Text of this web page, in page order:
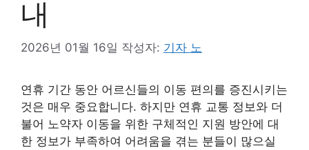
내
2026년 01월 16일 작성자: 기자 노
연휴 기간 동안 어르신들의 이동 편의를 증진시키는
것은 매우 중요합니다. 하지만 연휴 교통 정보와 더
불어 노약자 이동을 위한 구체적인 지원 방안에 대
한 정보가 부족하여 어려움을 겪는 분들이 많으실